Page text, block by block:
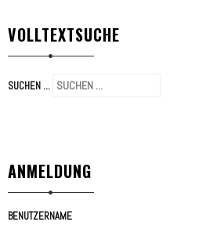
VOLLTEXTSUCHE
SUCHEN ...
ANMELDUNG
BENUTZERNAME